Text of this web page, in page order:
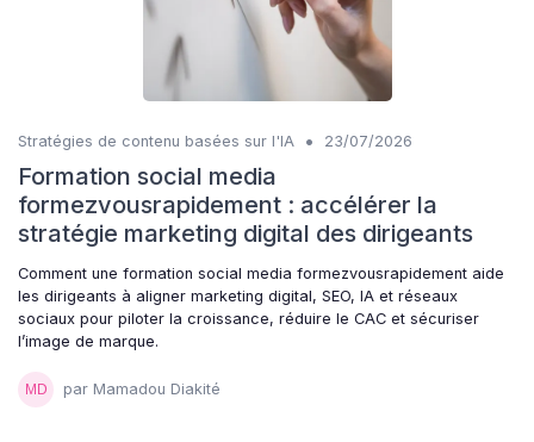
Stratégies de contenu basées sur l'IA • 23/07/2026
Formation social media
formezvousrapidement : accélérer la
stratégie marketing digital des dirigeants
Comment une formation social media formezvousrapidement aide
les dirigeants à aligner marketing digital, SEO, IA et réseaux
sociaux pour piloter la croissance, réduire le CAC et sécuriser
l’image de marque.
par Mamadou Diakité